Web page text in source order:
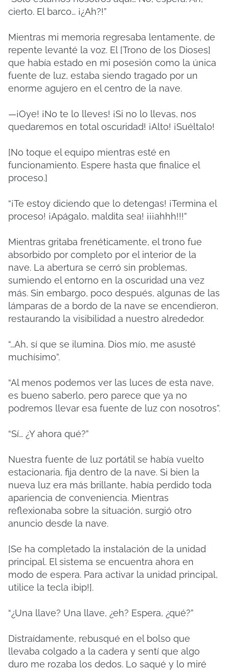
cierto. El barco… ¡¿Ah?!”
Mientras mi memoria regresaba lentamente, de
repente levanté la voz. El [Trono de los Dioses]
que había estado en mi posesión como la única
fuente de luz, estaba siendo tragado por un
enorme agujero en el centro de la nave.
—¡Oye! ¡No te lo lleves! ¡Si no lo llevas, nos
quedaremos en total oscuridad! ¡Alto! ¡Suéltalo!
[No toque el equipo mientras esté en
funcionamiento. Espere hasta que finalice el
proceso.]
“¡Te estoy diciendo que lo detengas! ¡Termina el
proceso! ¡Apágalo, maldita sea! ¡¡¡ahhh!!!”
Mientras gritaba frenéticamente, el trono fue
absorbido por completo por el interior de la
nave. La abertura se cerró sin problemas,
sumiendo el entorno en la oscuridad una vez
más. Sin embargo, poco después, algunas de las
lámparas de a bordo de la nave se encendieron,
restaurando la visibilidad a nuestro alrededor.
“…Ah, sí que se ilumina. Dios mío, me asusté
muchísimo”.
“Al menos podemos ver las luces de esta nave,
es bueno saberlo, pero parece que ya no
podremos llevar esa fuente de luz con nosotros”.
“Sí… ¿Y ahora qué?”
Nuestra fuente de luz portátil se había vuelto
estacionaria, fija dentro de la nave. Si bien la
nueva luz era más brillante, había perdido toda
apariencia de conveniencia. Mientras
reflexionaba sobre la situación, surgió otro
anuncio desde la nave.
[Se ha completado la instalación de la unidad
principal. El sistema se encuentra ahora en
modo de espera. Para activar la unidad principal,
utilice la tecla ¡bip!].
“¿Una llave? Una llave, ¿eh? Espera, ¿qué?”
Distraídamente, rebusqué en el bolso que
llevaba colgado a la cadera y sentí que algo
duro me rozaba los dedos. Lo saqué y lo miré